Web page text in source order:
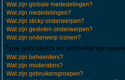
Wat zijn globale mededelingen?
Wat zijn mededelingen?
Wat zijn sticky onderwerpen?
Wat zijn gesloten onderwerpen?
Wat zijn onderwerp iconen?
Type gebruikers en gebruikersgroepen
Wat zijn beheerders?
Wat zijn moderators?
Wat zijn gebruikersgroepen?